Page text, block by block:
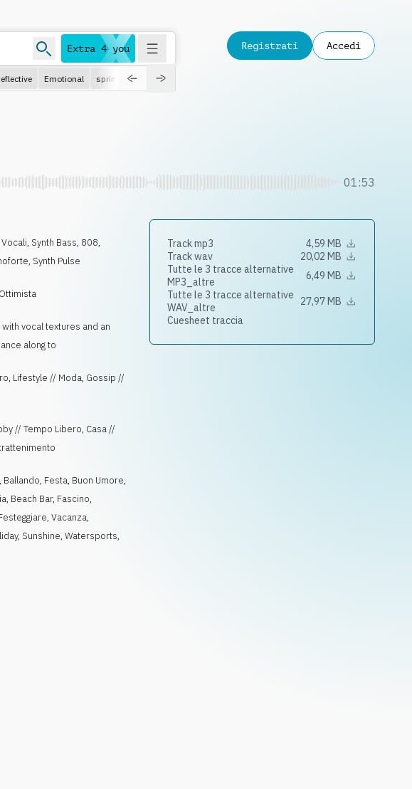
Extra 4 you
Emotional spring
Registrati Accedi
01:53
, Synth Bass, 808,
, Synth Pulse
Ottimista
vocal textures and an
along to
Lifestyle // Moda, Gossip //
// Tempo Libero, Casa //
, Ballando, Festa, Buon Umore,
, Beach Bar, Fascino,
,Vacanza,
, Sunshine,Watersports,
Track mp3
4,59 MB
Track wav
20,02 MB
Tutte le 3 tracce alternative
MP3_altre
6,49 MB
Tutte le 3 tracce alternative
WAV_altre
27,97 MB
Cuesheet traccia